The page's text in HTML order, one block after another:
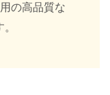
の高品質な